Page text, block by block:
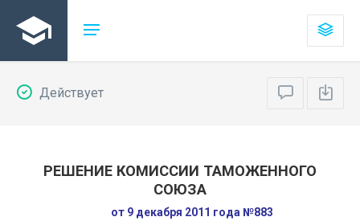
Действует
РЕШЕНИЕ КОМИССИИ ТАМОЖЕННОГО
СОЮЗА
от 9 декабря 2011 года №883